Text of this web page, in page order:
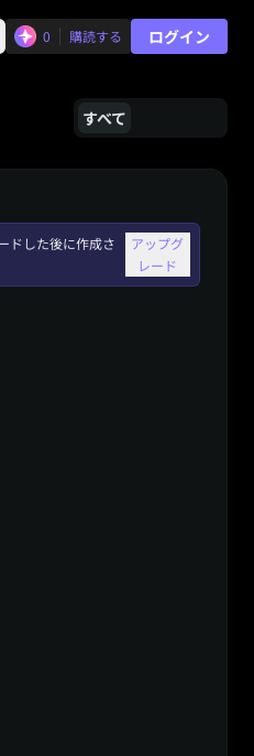
0 購読する ログイン
すべて
ドした後に作成さ
アップグ
レード